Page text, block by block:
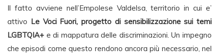
Il fatto avviene nell’Empolese Valdelsa, territorio in cui e’
attivo Le Voci Fuori, progetto di sensibilizzazione sui temi
LGBTQIA+ e di mappatura delle discriminazioni. Un impegno
che episodi come questo rendono ancora più necessario, nel